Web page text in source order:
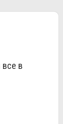
все в